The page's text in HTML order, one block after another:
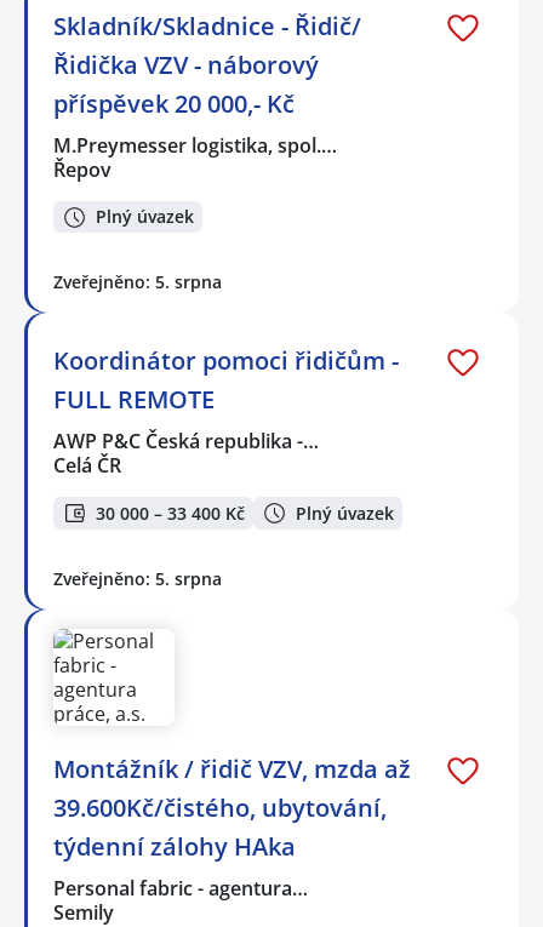
Skladník/Skladnice - Řidič/
Řidička VZV - náborový
příspěvek 20 000,- Kč
M.Preymesser logistika, spol.…
Řepov
Plný úvazek
Zveřejněno: 5. srpna
Koordinátor pomoci řidičům -
FULL REMOTE
AWP P&C Česká republika -…
Celá ČR
30 000 – 33 400 Kč Plný úvazek
Zveřejněno: 5. srpna
Montážník / řidič VZV, mzda až
39.600Kč/čistého, ubytování,
týdenní zálohy HAka
Personal fabric - agentura…
Semily